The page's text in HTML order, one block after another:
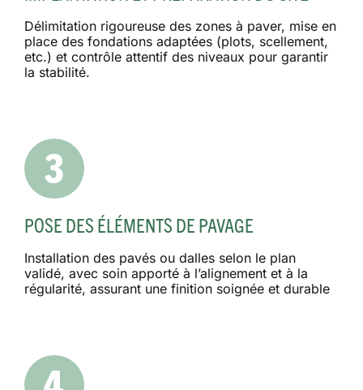
Délimitation rigoureuse des zones à paver, mise en
place des fondations adaptées (plots, scellement,
etc.) et contrôle attentif des niveaux pour garantir
la stabilité.
POSE DES ÉLÉMENTS DE PAVAGE
Installation des pavés ou dalles selon le plan
validé, avec soin apporté à l’alignement et à la
régularité, assurant une finition soignée et durable